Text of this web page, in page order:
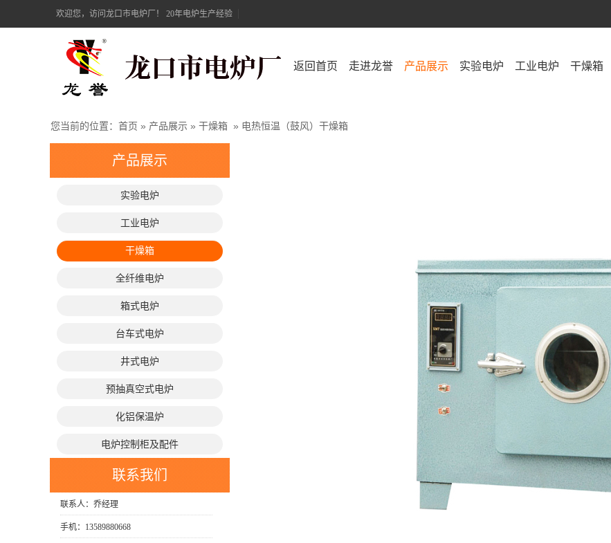
欢迎您，访问龙口市电炉厂！ 20年电炉生产经验
返回首页 走进龙誉 产品展示 实验电炉 工业电炉 干燥箱
您当前的位置： 首页 » 产品展示 » 干燥箱 » 电热恒温（鼓风）干燥箱
产品展示
实验电炉
工业电炉
干燥箱
全纤维电炉
箱式电炉
台车式电炉
井式电炉
预抽真空式电炉
化铝保温炉
电炉控制柜及配件
联系我们
联系人：乔经理
手机：13589880668